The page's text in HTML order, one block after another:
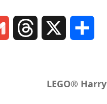
Gmail Threads
LEGO®